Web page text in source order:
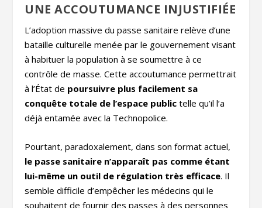
UNE ACCOUTUMANCE INJUSTIFIÉE
L’adoption massive du passe sanitaire relève d’une
bataille culturelle menée par le gouvernement visant
à habituer la population à se soumettre à ce
contrôle de masse. Cette accoutumance permettrait
à l’État de poursuivre plus facilement sa
conquête totale de l’espace public telle qu’il l’a
déjà entamée avec la Technopolice.
Pourtant, paradoxalement, dans son format actuel,
le passe sanitaire n’apparaît pas comme étant
lui-même un outil de régulation très efficace. Il
semble difficile d’empêcher les médecins qui le
souhaitent de fournir des passes à des personnes